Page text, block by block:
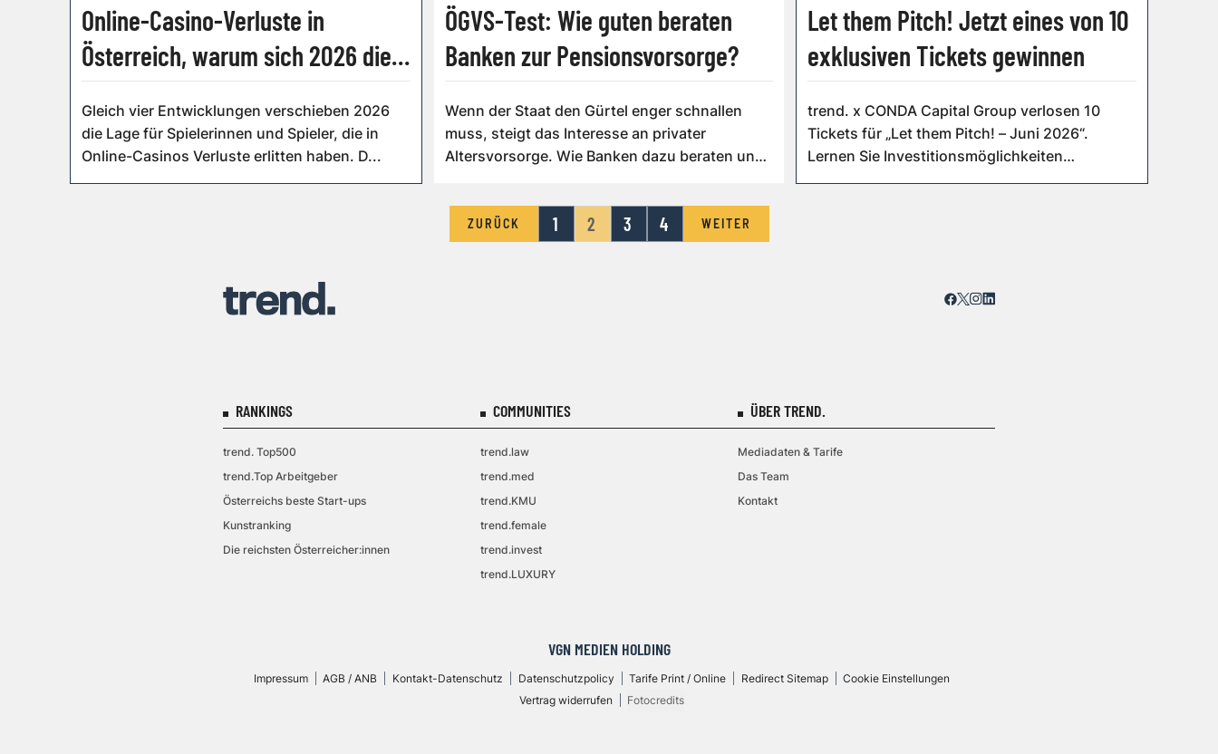
Online-Casino-Verluste in
Österreich, warum sich 2026 die
Gleich vier Entwicklungen verschieben 2026
die Lage für Spielerinnen und Spieler, die in
Online-Casinos Verluste erlitten haben. D...
ÖGVS-Test: Wie guten beraten
Banken zur Pensionsvorsorge?
Wenn der Staat den Gürtel enger schnallen
muss, steigt das Interesse an privater
Altersvorsorge. Wie Banken dazu beraten und
Let them Pitch! Jetzt eines von 10
exklusiven Tickets gewinnen
trend. x CONDA Capital Group verlosen 10
Tickets für „Let them Pitch! – Juni 2026“.
Lernen Sie Investitionsmöglichkeiten
persönlic...
ZURÜCK 1 2 3 4 WEITER
RANKINGS
trend. Top500
trend.Top Arbeitgeber
Österreichs beste Start-ups
Kunstranking
Die reichsten Österreicher:innen
COMMUNITIES
trend.law
trend.med
trend.KMU
trend.female
trend.invest
trend.LUXURY
ÜBER TREND.
Mediadaten & Tarife
Das Team
Kontakt
VGN MEDIEN HOLDING
Impressum AGB / ANB Kontakt-Datenschutz Datenschutzpolicy Tarife Print / Online Redirect Sitemap
Cookie Einstellungen
Vertrag widerrufen
Fotocredits